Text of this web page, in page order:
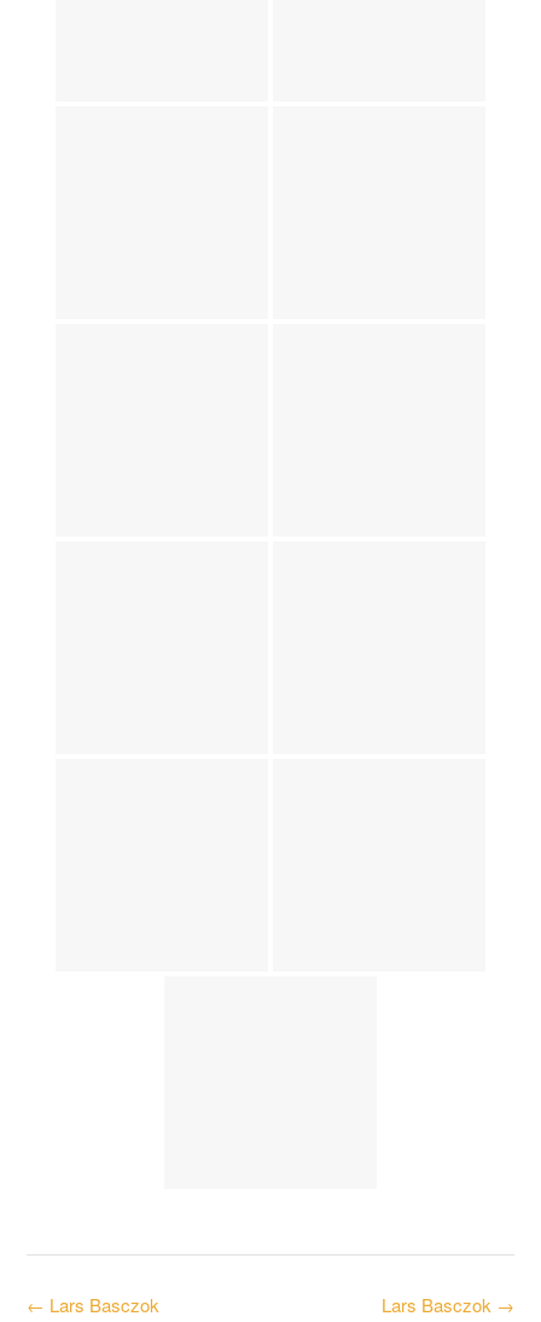
Post Lars Basczok →
← Lars Basczok